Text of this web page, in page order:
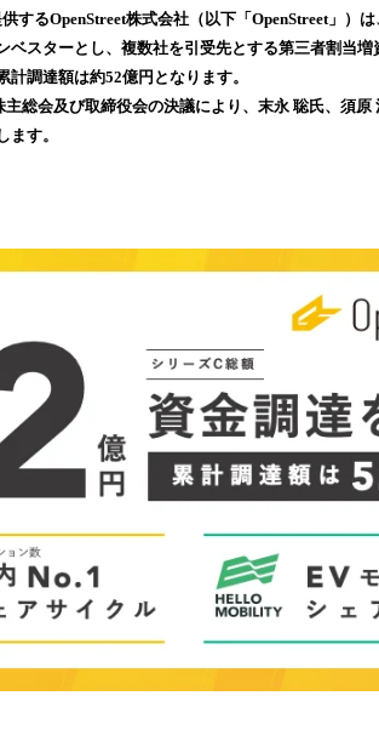
するOpenStreet株式会社（以下「OpenStreet」）
ベスターとし、複数社を引受先とする第三者割当
調達額は約52億円となります。
主総会及び取締役会の決議により、末永 聡氏、須
す。